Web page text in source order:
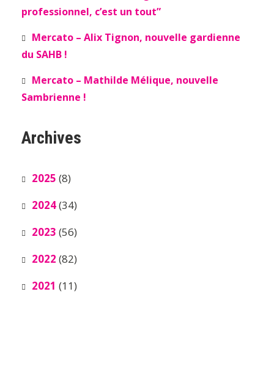
professionnel, c’est un tout”
Mercato – Alix Tignon, nouvelle gardienne
du SAHB !
Mercato – Mathilde Mélique, nouvelle
Sambrienne !
Archives
2025 (8)
2024(34)
2023 (56)
2022 (82)
2021 (11)